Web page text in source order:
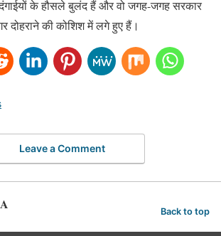
के हौसले बुलंद हैं और वो जगह-जगह सरकार
दोहराने की कोशिश में लगे हुए हैं।
Leave a Comment
Back to top